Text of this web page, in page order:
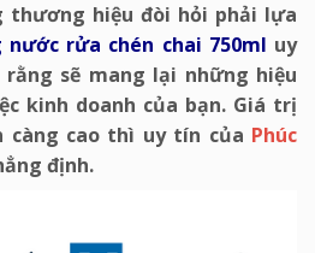
hiệu đòi hỏi phải lựa
nước rửa chén chai 750ml uy
sẽ mang lại những hiệu
kinh doanh của bạn. Giá trị
càng cao thì uy tín của Phúc
định.